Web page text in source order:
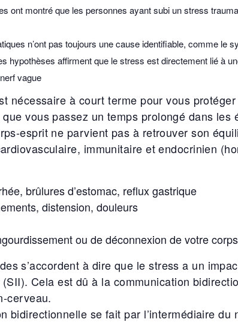
ont montré que les personnes ayant subi un stress
n’ont pas toujours une cause identifiable, comme le
hypothèses affirment que le stress est directement lié à
vague
nécessaire à court terme pour vous
vous passez un temps prolongé dans les
esprit ne parvient pas à retrouver son
immunitaire et endocrinien
brûlures d’estomac, reflux gastrique
distension, douleurs
ou de déconnexion de votre
s’accordent à dire que le stress a un
Cela est dû à la communication
cerveau.
bidirectionnelle se fait par l’intermédiaire du